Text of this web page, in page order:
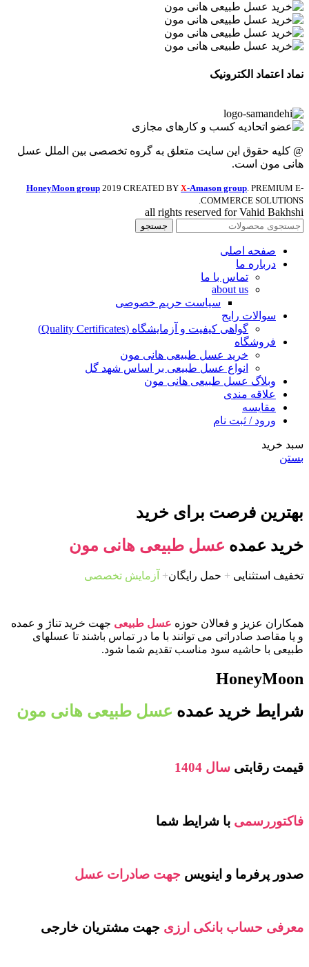
نماد اعتماد الکترونیک
@ کلیه حقوق این سایت متعلق به گروه تخصصی بین الملل عسل
هانی مون است.
HoneyMoon group 2019 CREATED BY X-Amason group . PREMIUM E-
COMMERCE SOLUTIONS.
all rights reserved for Vahid Bakhshi
جستجو
صفحه اصلی
درباره ما
تماس با ما
about us
سیاست حریم خصوصی
سوالات رایج
گواهی کیفیت و آزمایشگاه (Quality Certificates)
فروشگاه
خرید عسل طبیعی هانی مون
انواع عسل طبیعی بر اساس شهد گل
وبلاگ عسل طبیعی هانی مون
علاقه مندی
مقایسه
ورود / ثبت نام
سبد خرید
بستن
بهترین فرصت برای خرید
خرید عمده عسل طبیعی هانی مون
تخفیف استثنایی + حمل رایگان+ آزمایش تخصصی
همکاران عزیز و فعالان حوزه عسل طبیعی جهت خرید تناژ و عمده
و یا مقاصد صادراتی می توانند با ما در تماس باشند تا عسلهای
طبیعی با حاشیه سود مناسب تقدیم شما شود.
HoneyMoon
شرایط خرید عمده عسل طبیعی هانی مون
قیمت رقابتی سال 1404
فاکتوررسمی با شرایط شما
صدور پرفرما و اینویس جهت صادرات عسل
معرفی حساب بانکی ارزی جهت مشتریان خارجی